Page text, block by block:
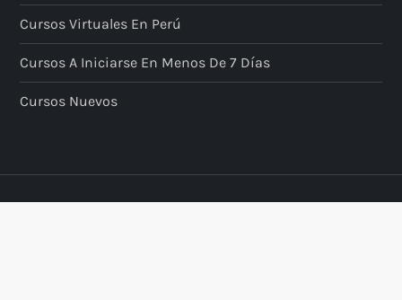
Cursos Virtuales En Perú
Cursos A Iniciarse En Menos De 7 Días
Cursos Nuevos